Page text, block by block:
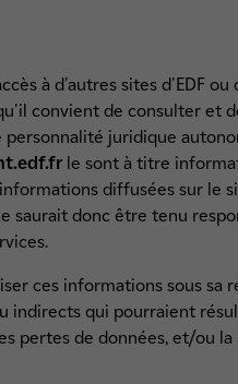
à d'autres sites d'EDF ou
convient de consulter et
juridique
le sont à titre
diffusées sur le
saurait donc être tenu
ces informations sous sa
indirects qui pourraient
pertes de données, et/ou